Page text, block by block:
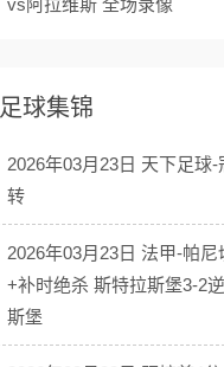
vs阿拉维斯 全场录像
足球集锦
2026年03月23日 天下足球-
转
2026年03月23日 法甲-帕尼
+补时绝杀 斯特拉斯堡3-2
斯堡